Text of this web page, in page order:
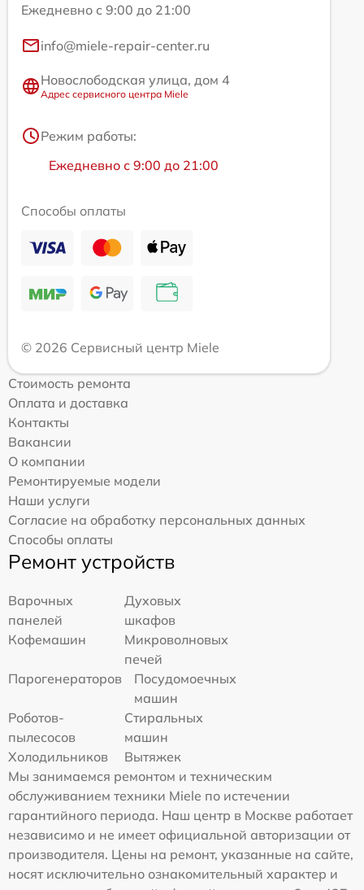
Ежедневно с 9:00 до 21:00
info@miele-repair-center.ru
Новослободская улица, дом 4
Адрес сервисного центра Miele
Режим работы:
Ежедневно с 9:00 до 21:00
Способы оплаты
© 2026 Сервисный центр Miele
Стоимость ремонта
Оплата и доставка
Контакты
Вакансии
О компании
Ремонтируемые модели
Наши услуги
Согласие на обработку персональных данных
Способы оплаты
Ремонт устройств
Варочных
панелей
Духовых
шкафов
Кофемашин
Микроволновых
печей
Парогенераторов
Посудомоечных
машин
Роботов-
пылесосов
Стиральных
машин
Холодильников
Вытяжек
Мы занимаемся ремонтом и техническим
обслуживанием техники Miele по истечении
гарантийного периода. Наш центр в Москве работает
независимо и не имеет официальной авторизации от
производителя. Цены на ремонт, указанные на сайте,
носят исключительно ознакомительный характер и